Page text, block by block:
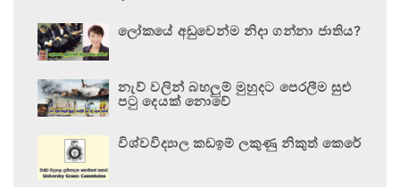
ලෝකයේ අඩුවෙන්ම නිදා ගන්නා ජාතිය?
නැව් වලින් බහලුම් මුහුදට පෙරලීම සුළු
පටු දෙයක් නොවේ
විශ්වවිද්‍යාල කඩඉම් ලකුණු නිකුත් කෙරේ